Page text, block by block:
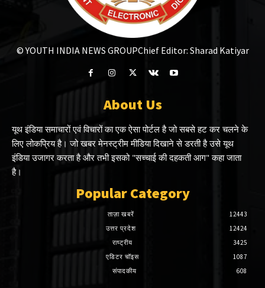
© YOUTH INDIA NEWS GROUPChief Editor: Sharad Katiyar
About Us
यूथ इंडिया समाचारों एवं विचारों का एक ऐसा पोर्टल है जो सबसे हट कर चलने के
लिए लोकप्रिय है। जो खबर मेनस्ट्रीम मीडिया दिखाने से डरती है उसे यूथ
इंडिया उजागर करता है और तभी इसको "सच्चाई की दहकती आग" कहा जाता
है।
Popular Category
ताज़ा खबरें
12443
उत्तर प्रदेश
12424
राष्ट्रीय
3425
एडिटर चॉइस
1087
संपादकीय
608